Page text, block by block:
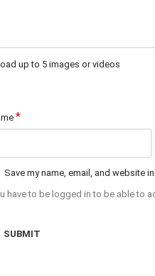
up to 5 images or videos
*
Save my name, email, and website
have to be logged in to be able to